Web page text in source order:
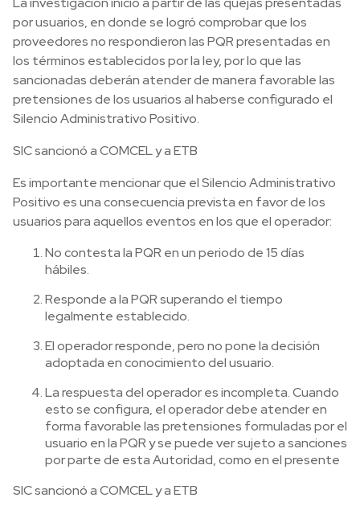
por usuarios, en donde se logró comprobar que los
proveedores no respondieron las PQR presentadas en
los términos establecidos por la ley, por lo que las
sancionadas deberán atender de manera favorable las
pretensiones de los usuarios al haberse configurado el
Silencio Administrativo Positivo.
SIC sancionó a COMCEL y a ETB
Es importante mencionar que el Silencio Administrativo
Positivo es una consecuencia prevista en favor de los
usuarios para aquellos eventos en los que el operador:
No contesta la PQR en un periodo de 15 días
hábiles.
Responde a la PQR superando el tiempo
legalmente establecido.
El operador responde, pero no pone la decisión
adoptada en conocimiento del usuario.
La respuesta del operador es incompleta. Cuando
esto se configura, el operador debe atender en
forma favorable las pretensiones formuladas por el
usuario en la PQR y se puede ver sujeto a sanciones
por parte de esta Autoridad, como en el presente
SIC sancionó a COMCEL y a ETB